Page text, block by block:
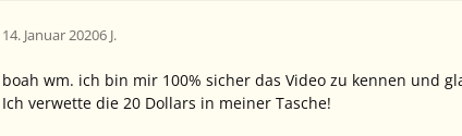
14. Januar 20206 J.
boah wm. ich bin mir 100% sicher das Video zu kennen und
Ich verwette die 20 Dollars in meiner Tasche!